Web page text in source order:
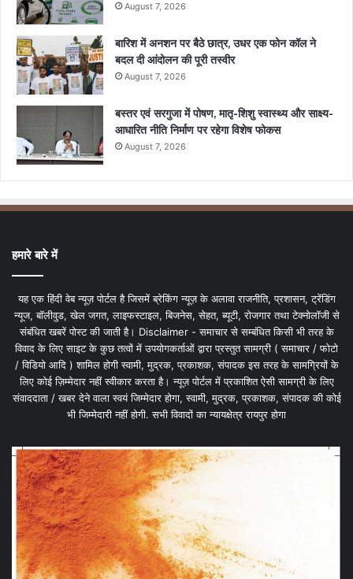
August 7, 2026
बारिश में अनशन पर बैठे छात्र, उधर एक फोन कॉल ने
बदल दी आंदोलन की पूरी तस्वीर
August 7, 2026
बस्तर एवं सरगुजा में पोषण, मातृ-शिशु स्वास्थ्य और साक्ष्य-
आधारित नीति निर्माण पर रहेगा विशेष फोकस
August 7, 2026
हमारे बारे में
यह एक हिंदी वेब न्यूज़ पोर्टल है जिसमें ब्रेकिंग न्यूज़ के अलावा राजनीति, प्रशासन, ट्रेंडिंग
न्यूज, बॉलीवुड, खेल जगत, लाइफस्टाइल, बिजनेस, सेहत, ब्यूटी, रोजगार तथा टेक्नोलॉजी से
संबंधित खबरें पोस्ट की जाती है। Disclaimer - समाचार से सम्बंधित किसी भी तरह के
विवाद के लिए साइट के कुछ तत्वों में उपयोगकर्ताओं द्वारा प्रस्तुत सामग्री ( समाचार / फोटो
/ विडियो आदि ) शामिल होगी स्वामी, मुद्रक, प्रकाशक, संपादक इस तरह के सामग्रियों के
लिए कोई ज़िम्मेदार नहीं स्वीकार करता है। न्यूज़ पोर्टल में प्रकाशित ऐसी सामग्री के लिए
संवाददाता / खबर देने वाला स्वयं जिम्मेदार होगा, स्वामी, मुद्रक, प्रकाशक, संपादक की कोई
भी जिम्मेदारी नहीं होगी. सभी विवादों का न्यायक्षेत्र रायपुर होगा